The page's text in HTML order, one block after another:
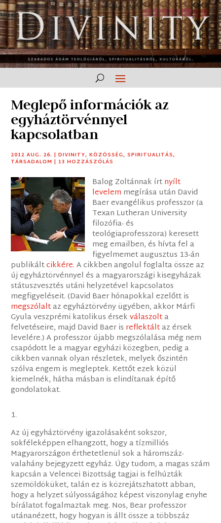
Meglepő információk az
egyháztörvénnyel
kapcsolatban
2012 AUG. 26. |DIVINITY,KÖZÖSSÉG,SPIRITUALITÁS,
TÁRSADALOM | 13 HOZZÁSZÓLÁS
Balog Zoltánnak írtnyílt
levelem megírása után David
Baer evangélikus professzor (a
Texan Lutheran University
filozófia- és
teológiaprofesszora) keresett
meg emailben, és hívta fel a
figyelmemet augusztus 13-án
publikáltcikkére. A cikkben angolul foglalta össze az
új egyháztörvénnyel és a magyarországi kisegyházak
státuszvesztés utáni helyzetével kapcsolatos
megfigyeléseit. (David Baer hónapokkal ezelőtt is
megszólaltaz egyháztörvény ügyében, akkor Márfi
Gyula veszprémi katolikus érsekválaszolta
felvetéseire, majd David Baer is reflektáltaz érsek
levelére.) A professzor újabb megszólalása még nem
csapódott le a magyar egyházi közegben, pedig a
cikkben vannak olyan részletek, melyek őszintén
szólva engem is megleptek. Kettőt ezek közül
kiemelnék, hátha másban is elindítanak építő
gondolatokat.
1.
Az új egyháztörvény igazolásaként sokszor,
sokféleképpen elhangzott, hogy a tízmilliós
Magyarországon érthetetlenül sok a háromszáz-
valahány bejegyzett egyház. Úgy tudom, a magas szám
kapcsán a Velencei Bizottság tagjai is felhúzták
szemöldöküket, talán ez is közrejátszhatott abban,
hogy a helyzet súlyosságához képest viszonylag enyhe
bírálatot fogalmaztak meg. Nos, Bear professzor
utánanézett, hogy hogyan is állt össze a többszáz